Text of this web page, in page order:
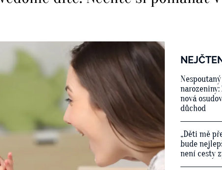
nová
důchod
„Děti mě
bude
není cesty